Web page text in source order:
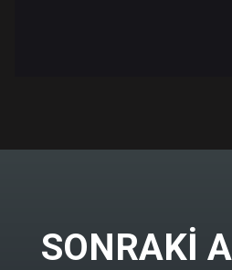
SONRAKI